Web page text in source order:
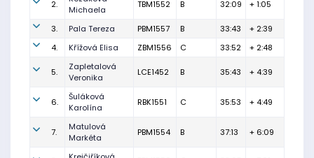
2.
Michaela
TBM1552 B 32:09 + 1:05
3. Pala Tereza PBM1557 B 33:43
+ 2:39
4.
Křížová Elisa ZBM1556 C 33:52 + 2:48
5.
Zapletalová
Veronika
LCE1452 B 35:43 + 4:39
6.
Šuláková
Karolína
RBK1551 C 35:53 + 4:49
7.
Matulová
Markéta
PBM1554 B 37:13 + 6:09